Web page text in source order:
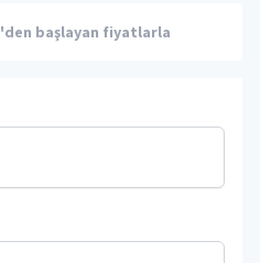
'den başlayan fiyatlarla